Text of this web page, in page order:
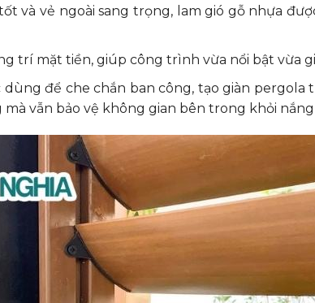
và vẻ ngoài sang trọng, lam gió gỗ nhựa
trí mặt tiền, giúp công trình vừa nổi bật vừa
dùng để che chắn ban công, tạo giàn pergola
vẫn bảo vệ không gian bên trong khỏi